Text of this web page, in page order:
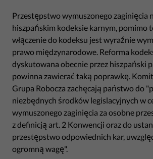
Przestępstwo wymuszonego zaginięcia
hiszpańskim kodeksie karnym, pomimo
włączenie do kodeksu jest wyraźnie
prawo międzynarodowe. Reforma
dyskutowana obecnie przez hiszpański
powinna zawierać taką poprawkę.
Grupa Robocza zachęcają państwo do
niezbędnych środków legislacyjnych w
wymuszonego zaginięcia za osobne
z definicją art. 2 Konwencji oraz do
przestępstwo odpowiednich kar,
ogromną wagę".